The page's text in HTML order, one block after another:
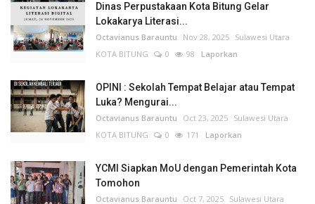
Dinas Perpustakaan Kota Bitung Gelar
Lokakarya Literasi...
Octavianus Barauntu Nov 28, 2025 Sulawesi Utara
KOTA BITUNG
0 98 Laporkan
OPINI : Sekolah Tempat Belajar atau Tempat
Luka? Mengurai...
Octavianus Barauntu Oct 23, 2025 Sulawesi Utara
KOTA BITUNG
0 171 Laporkan
YCMI Siapkan MoU dengan Pemerintah Kota
Tomohon
Octavianus Barauntu Oct 7, 2025 Sulawesi Utara